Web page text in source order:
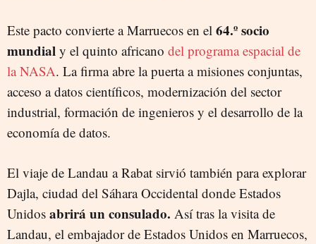
Este pacto convierte a Marruecos en el 64.º socio
mundial y el quinto africano del programa espacial de
la NASA. La firma abre la puerta a misiones conjuntas,
acceso a datos científicos, modernización del sector
industrial, formación de ingenieros y el desarrollo de la
economía de datos.
El viaje de Landau a Rabat sirvió también para explorar
Dajla, ciudad del Sáhara Occidental donde Estados
Unidos abrirá un consulado. Así tras la visita de
Landau, el embajador de Estados Unidos en Marruecos,